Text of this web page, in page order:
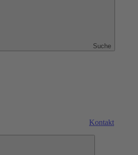
Suche
Kontakt